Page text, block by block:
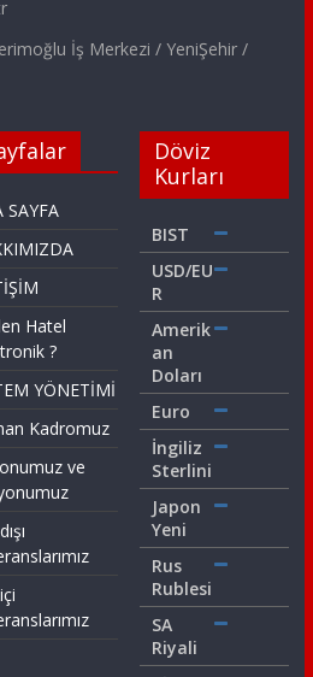
İş Merkezi / YeniŞehir /
SAYFA
Hatel
?
YÖNETİMİ
Kadromuz
ve
Döviz
Kurları
BIST
USD/EU
R
Amerik
an
Doları
Euro
İngiliz
Sterlini
Japon
Yeni
Rus
Rublesi
SA
Riyali